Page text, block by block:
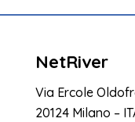
NetRiver
Via Ercole
20124 Milano –